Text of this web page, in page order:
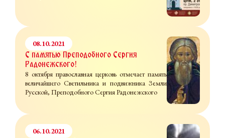
08.10.2021
С памятью Преподобного Сергия
Радонежского!
8 октября православная церковь отмечает память
величайшего Светильника и подвижника Земли
Русской, Преподобного Сергия Радонежского
06.10.2021